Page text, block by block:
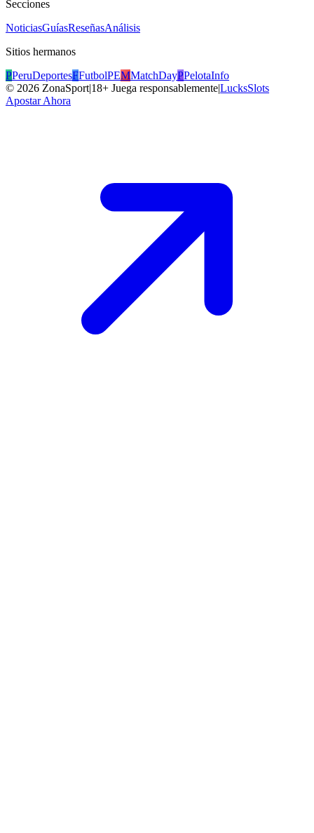
Secciones
NoticiasGuíasReseñasAnálisis
Sitios hermanos
PPeruDeportesFFutbolPEMMatchDayPPelotaInfo
© 2026 ZonaSport|18+ Juega responsablemente|LucksSlots
Apostar Ahora